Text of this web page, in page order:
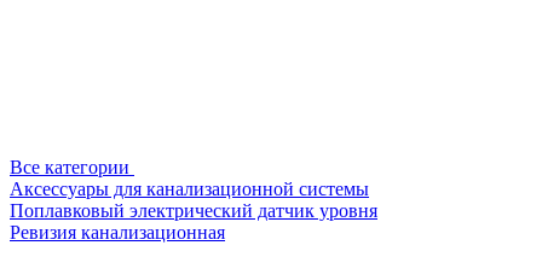
Все категории
Аксессуары для канализационной системы
Поплавковый электрический датчик уровня
Ревизия канализационная